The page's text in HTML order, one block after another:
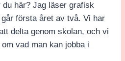
du här? Jag läser grafisk
första året av två. Vi har
delta genom skolan, och vi
vad man kan jobba i